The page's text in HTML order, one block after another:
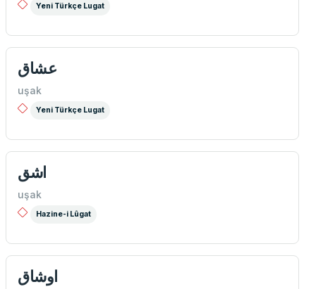
Yeni Türkçe Lugat
عشاق
uşak
Yeni Türkçe Lugat
اشق
uşak
Hazine-i Lûgat
اوشاق